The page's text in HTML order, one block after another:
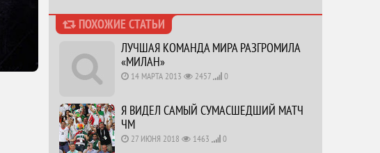
ПОХОЖИЕ СТАТЬИ
ЛУЧШАЯ КОМАНДА МИРА РАЗГРОМИЛА
«МИЛАН»
14 МАРТА 2013 2457 0
Я ВИДЕЛ САМЫЙ СУМАСШЕДШИЙ МАТЧ
ЧМ
27 ИЮНЯ 2018 1463 0